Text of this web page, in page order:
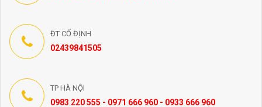
ĐT CỐ ĐỊNH
02439841505
TP HÀ NỘI
0983 220 555 - 0971 666 960 - 0933 666 960